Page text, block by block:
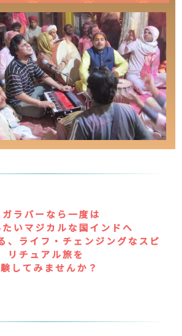
ガラバーなら一度は
いマジカルな国インドへ
、ライフ・チェンジングなスピ
リチュアル旅を
してみませんか？